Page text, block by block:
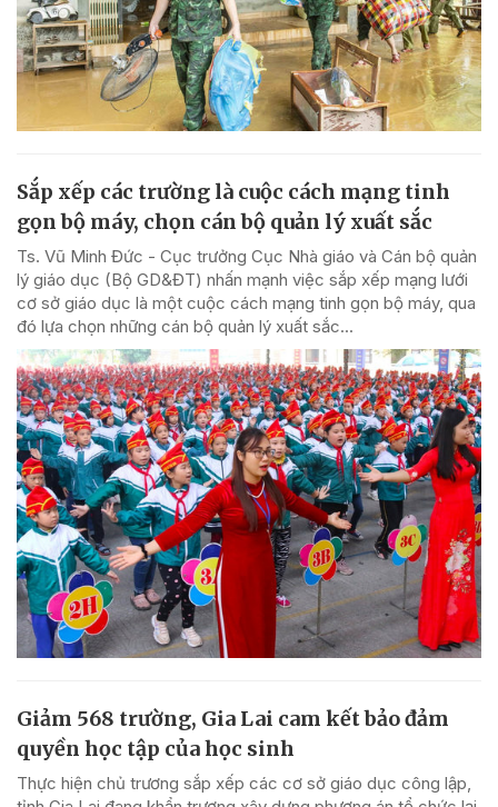
Sắp xếp các trường là cuộc cách mạng tinh
gọn bộ máy, chọn cán bộ quản lý xuất sắc
Ts. Vũ Minh Đức - Cục trưởng Cục Nhà giáo và Cán bộ quản
lý giáo dục (Bộ GD&ĐT) nhấn mạnh việc sắp xếp mạng lưới
cơ sở giáo dục là một cuộc cách mạng tinh gọn bộ máy, qua
đó lựa chọn những cán bộ quản lý xuất sắc...
Giảm 568 trường, Gia Lai cam kết bảo đảm
quyền học tập của học sinh
Thực hiện chủ trương sắp xếp các cơ sở giáo dục công lập,